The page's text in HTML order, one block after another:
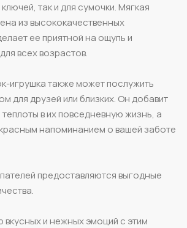
так и для сумочки. Мягкая
из высококачественных
ее приятной на ощупь и
всех возрастов.
игрушка также может послужить
для друзей или близких. Он добавит
в их повседневную жизнь, а
напоминанием о вашей заботе
предоставляются выгодные
вкусных и нежных эмоций с этим